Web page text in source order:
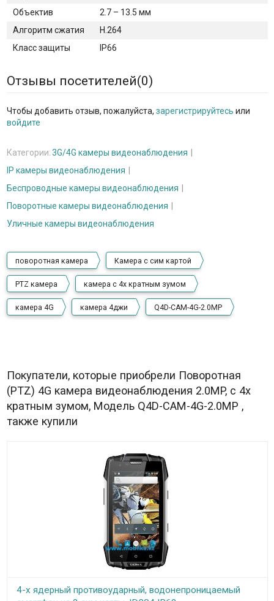
Объектив
2.7 – 13.5 мм
Алгоритм сжатия
H.264
Класс защиты
IP66
Отзывы посетителей(0)
Чтобы добавить отзыв, пожалуйста, зарегистрируйтесь или
войдите
Категории:3G/4G камеры видеонаблюдения
IP камеры видеонаблюдения
Беспроводные камеры видеонаблюдения
Поворотные камеры видеонаблюдения
Уличные камеры видеонаблюдения
поворотная камера Камера с сим картой
PTZ камера камера с 4х кратным зумом
камера 4G камера 4джи Q4D-CAM-4G-2.0MP
Покупатели, которые приобрели Поворотная
(PTZ) 4G камера видеонаблюдения 2.0MP, с 4х
кратным зумом, Модель Q4D-CAM-4G-2.0MP ,
также купили
4-х ядерный противоударный, водонепроницаемый